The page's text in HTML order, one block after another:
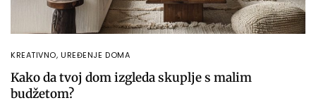
KREATIVNO,UREĐENJE DOMA
Kako da tvoj dom izgleda skuplje s malim
budžetom?